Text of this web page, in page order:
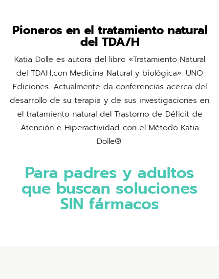
Pioneros en el tratamiento natural
del TDA/H
Katia Dolle es autora del libro «Tratamiento Natural
del TDAH,con Medicina Natural y biológica». UNO
Ediciones. Actualmente da conferencias acerca del
desarrollo de su terapia y de sus investigaciones en
el tratamiento natural del Trastorno de Déficit de
Atención e Hiperactividad con el Método Katia
Dolle®.
Para padres y adultos
que buscan soluciones
SIN fármacos